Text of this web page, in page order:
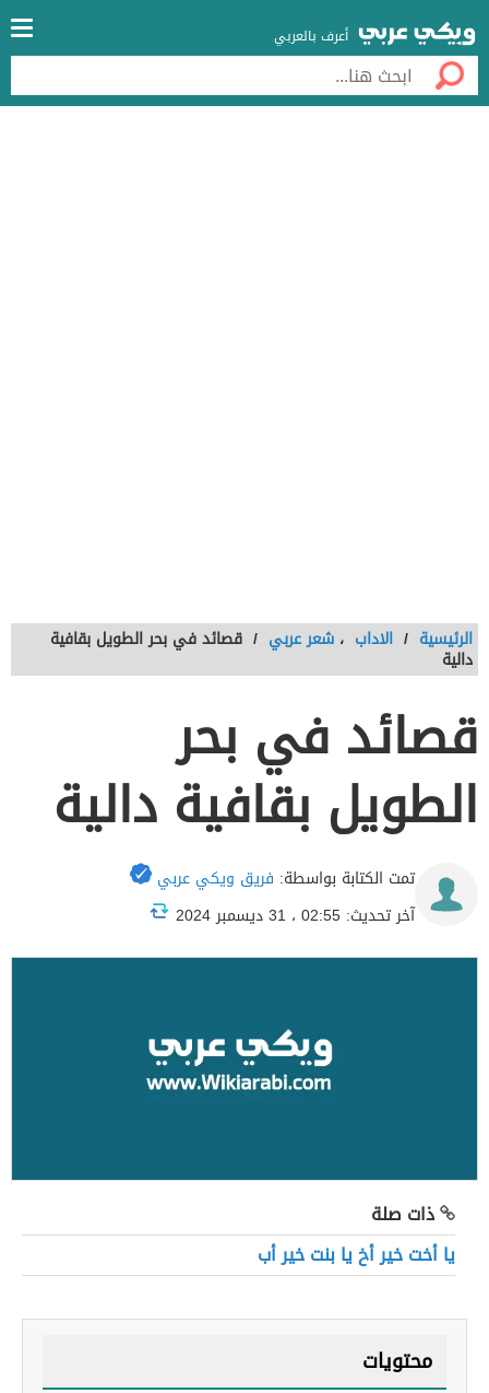
أعرف بالعربي
الرئيسية / الاداب ، شعر عربي / قصائد في بحر الطويل بقافية
دالية
قصائد في بحر
الطويل بقافية دالية
تمت الكتابة بواسطة: فريق ويكي عربي
آخر تحديث: 02:55 ، 31 ديسمبر 2024
ذات صلة
يا أخت خير أخ يا بنت خير أب
محتويات